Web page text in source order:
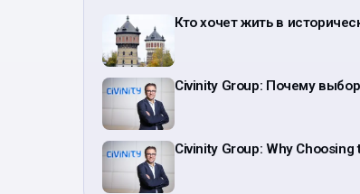
Кто хочет жить в
Civinity Group: Почему
Civinity Group: Why